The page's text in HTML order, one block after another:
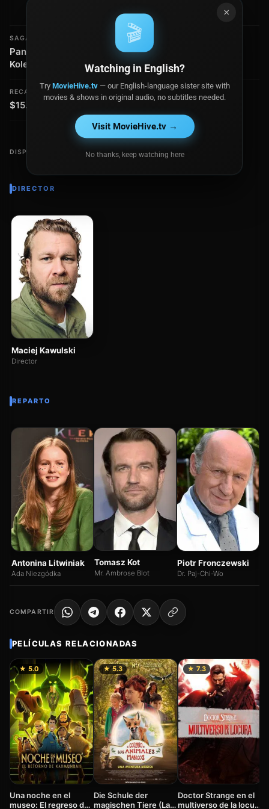
Natalia Siwiec
SAGA / COLECCIÓN
Pan Kleks (Reboot) -
Kolekcja
CLASIFICACIÓN
PG-13
RECAUDACIÓN
$15.3 millones
DISPONIBLE EN
DIRECTOR
Maciej Kawulski
Director
REPARTO
Antonina Litwiniak
Ada Niezgódka
Tomasz Kot
Mr. Ambrose Blot
Piotr Fronczewski
Dr. Paj-Chi-Wo
COMPARTIR
PELÍCULAS RELACIONADAS
★ 5.0
Una noche en el
museo: El regreso de
★ 5.3
Die Schule der
magischen Tiere (La
★ 7.3
Doctor Strange en el
multiverso de la locura
×
🎬
Watching in English?
Try MovieHive.tv— our English-language sister site with
movies & shows in original audio, no subtitles needed.
Visit MovieHive.tv →
No thanks, keep watching here